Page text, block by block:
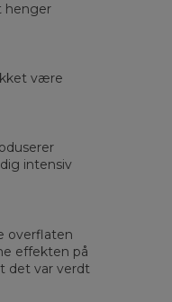
71 73
henger
være
intensiv
overflaten
effekten på
det var verdt